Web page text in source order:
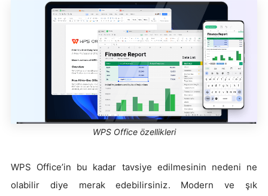
WPS Office özellikleri
WPS Office’in bu kadar tavsiye edilmesinin nedeni ne
olabilir diye merak edebilirsiniz. Modern ve şık